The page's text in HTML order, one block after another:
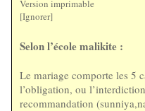
Version imprimable
[Ignorer]
Selon l’école malikite :
Le mariage comporte les 5
l’obligation, ou
recommandation